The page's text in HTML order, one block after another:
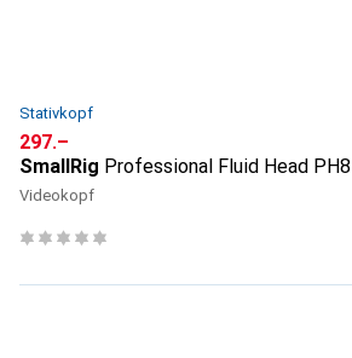
Stativkopf
CHF
297.–
SmallRig Professional Fluid Head PH8
Videokopf